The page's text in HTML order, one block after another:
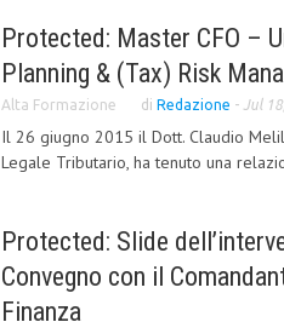
Protected: Master CFO –
Planning & (Tax) Risk
Alta Formazione di Redazione - Jul
Il 26 giugno 2015 il Dott. Claudio
Legale Tributario, ha tenuto una
Protected: Slide
Convegno con il
Finanza